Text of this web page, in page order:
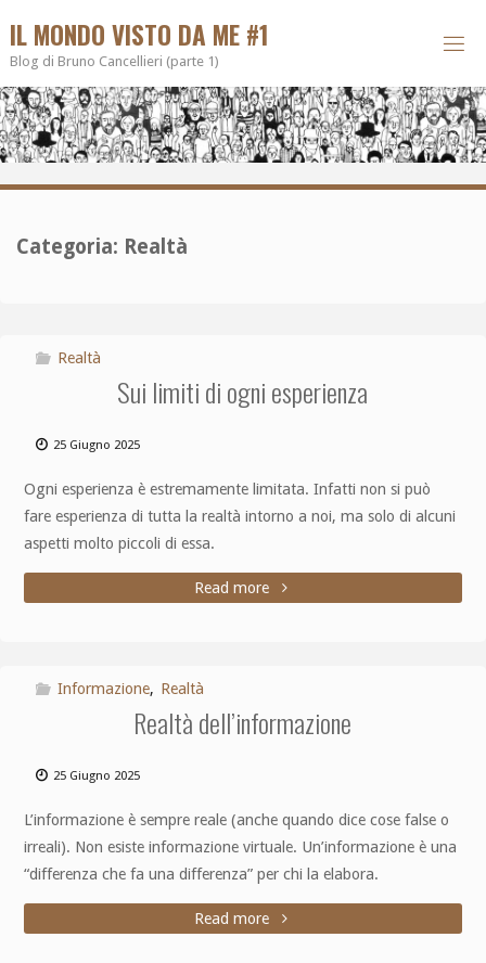
IL MONDO VISTO DA ME #1
Blog di Bruno Cancellieri (parte 1)
Categoria: Realtà
Realtà
Sui limiti di ogni esperienza
25 Giugno 2025
Ogni esperienza è estremamente limitata. Infatti non si può
fare esperienza di tutta la realtà intorno a noi, ma solo di alcuni
aspetti molto piccoli di essa.
Read more
Informazione, Realtà
Realtà dell’informazione
25 Giugno 2025
L’informazione è sempre reale (anche quando dice cose false o
irreali). Non esiste informazione virtuale. Un’informazione è una
“differenza che fa una differenza” per chi la elabora.
Read more